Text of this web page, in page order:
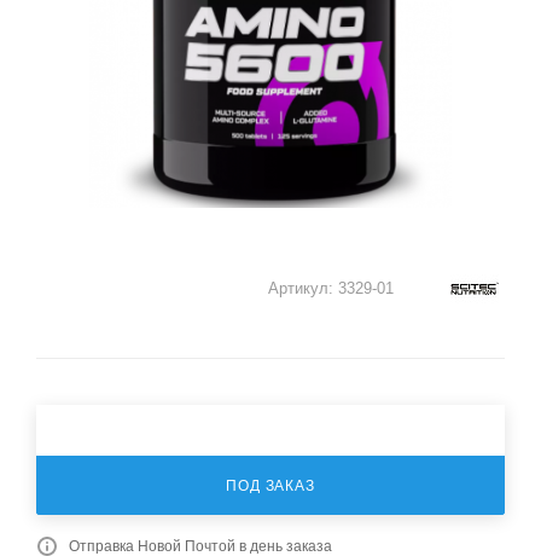
Артикул: 3329-01
ПОД ЗАКАЗ
Отправка Новой Почтой в день заказа